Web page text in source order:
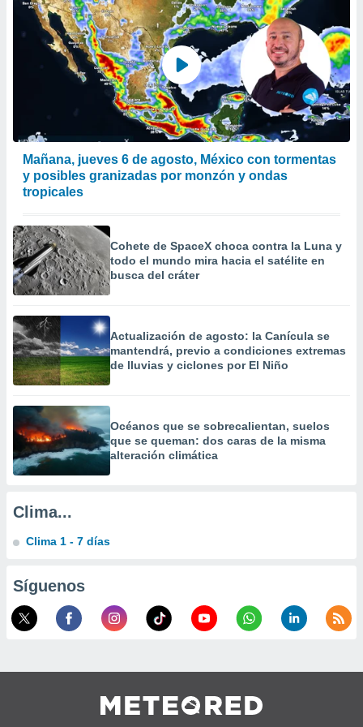
e
mediante
Mañana, jueves 6 de agosto, México con tormentas
y posibles granizadas por monzón y ondas
tropicales
Cohete de SpaceX choca contra la Luna y
todo el mundo mira hacia el satélite en
busca del cráter
Actualización de agosto: la Canícula se
mantendrá, previo a condiciones extremas
de lluvias y ciclones por El Niño
Océanos que se sobrecalientan, suelos
que se queman: dos caras de la misma
alteración climática
Clima...
Clima 1 - 7 días
Síguenos